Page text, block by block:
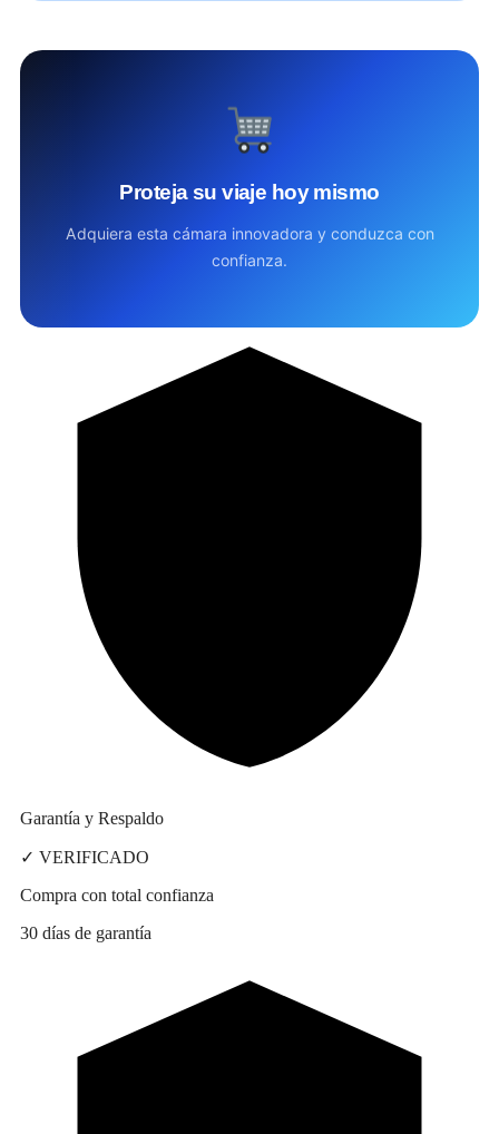
Proteja su viaje hoy mismo
Adquiera esta cámara innovadora y conduzca con
confianza.
Garantía y Respaldo
✓ VERIFICADO
Compra con total confianza
30 días de garantía